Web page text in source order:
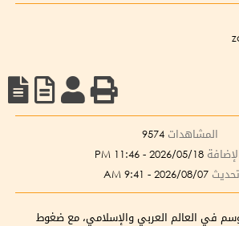
المشاهدات 9574
2026/05/18 - 11:46 PM
2026/08/07 - 9:41 AM
في العالم العربي والإسلامي، مع ضغوط